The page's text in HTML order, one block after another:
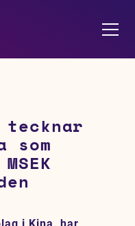
tecknar
som